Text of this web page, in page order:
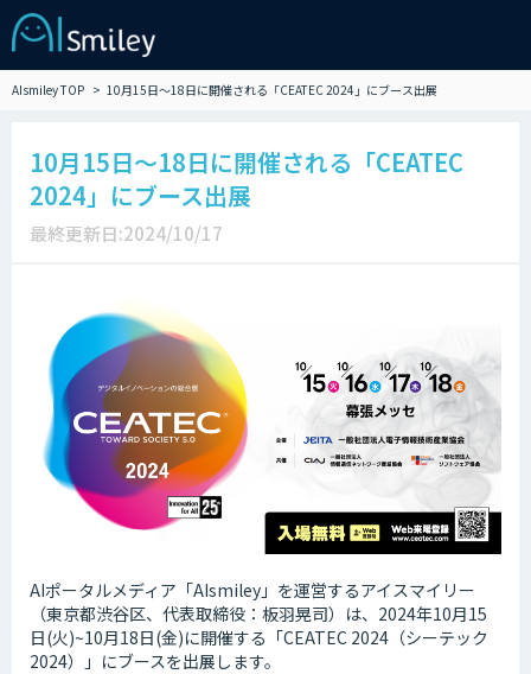
AIsmiley TOP 10月15日～18日に開催される「CEATEC 2024」にブース出展
10月15日～18日に開催される「CEATEC
2024」にブース出展
最終更新日:2024/10/17
AIポータルメディア「AIsmiley」を運営するアイスマイリー
（東京都渋谷区、代表取締役：板羽晃司）は、2024年10月15
日(火)~10月18日(金)に開催する「CEATEC 2024（シーテック
2024）」にブースを出展します。